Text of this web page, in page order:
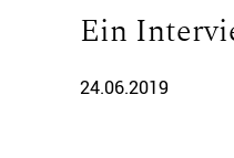
Ein
24.06.2019